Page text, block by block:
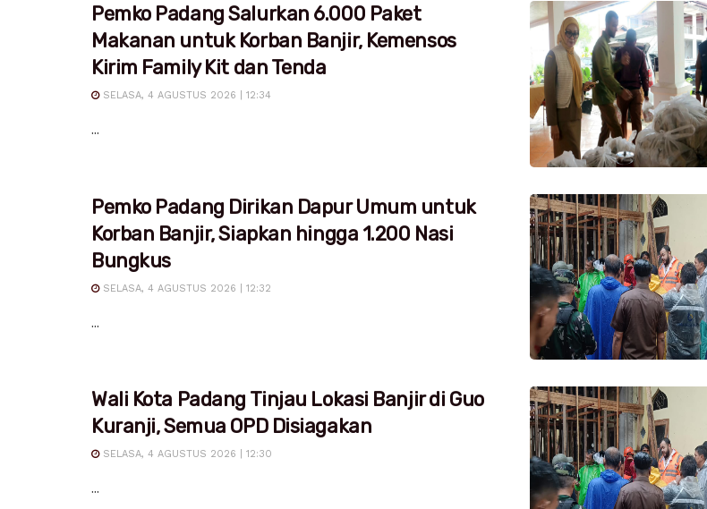
Pemko Padang Salurkan 6.000 Paket
Makanan untuk Korban Banjir, Kemensos
Kirim Family Kit dan Tenda
SELASA, 4 AGUSTUS 2026 | 12:34
...
Pemko Padang Dirikan Dapur Umum untuk
Korban Banjir, Siapkan hingga 1.200 Nasi
Bungkus
SELASA, 4 AGUSTUS 2026 | 12:32
...
Wali Kota Padang Tinjau Lokasi Banjir di Guo
Kuranji, Semua OPD Disiagakan
SELASA, 4 AGUSTUS 2026 | 12:30
...